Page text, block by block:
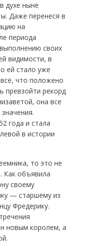
духе ныне
Даже перенеся в
на
периода
своих
видимости, в
ей стало уже
что положено
превзойти рекорд
она все
года и стала
в истории
то это не
Как объявила
своему
— старшему из
Фредерику.
новым королем, а